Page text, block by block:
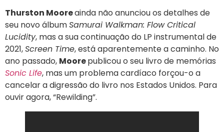
Thurston Mooreainda não anunciou os detalhes de
seu novo álbumSamurai Walkman: Flow Critical
Lucidity, mas a sua continuação do LP instrumental de
2021,Screen Time, está aparentemente a caminho. No
ano passado, Moorepublicou o seu livro de memórias
Sonic Life, mas um problema cardíaco forçou-o a
cancelar a digressão do livro nos Estados Unidos. Para
ouvir agora, “Rewilding”.